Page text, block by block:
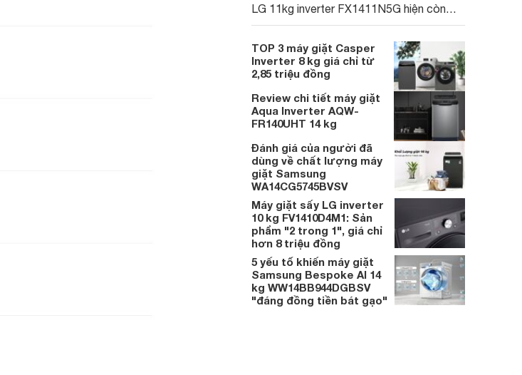
LG 11kg inverter FX1411N5G hiện còn
đang được khuyến mại khủng trước thềm
TOP 3 máy giặt Casper
Inverter 8 kg giá chỉ từ
2,85 triệu đồng
Review chi tiết máy giặt
Aqua Inverter AQW-
FR140UHT 14 kg
Đánh giá của người đã
dùng về chất lượng máy
giặt Samsung
WA14CG5745BVSV
Máy giặt sấy LG inverter
10 kg FV1410D4M1: Sản
phẩm "2 trong 1", giá chỉ
hơn 8 triệu đồng
5 yếu tố khiến máy giặt
Samsung Bespoke AI 14
kg WW14BB944DGBSV
"đáng đồng tiền bát gạo"